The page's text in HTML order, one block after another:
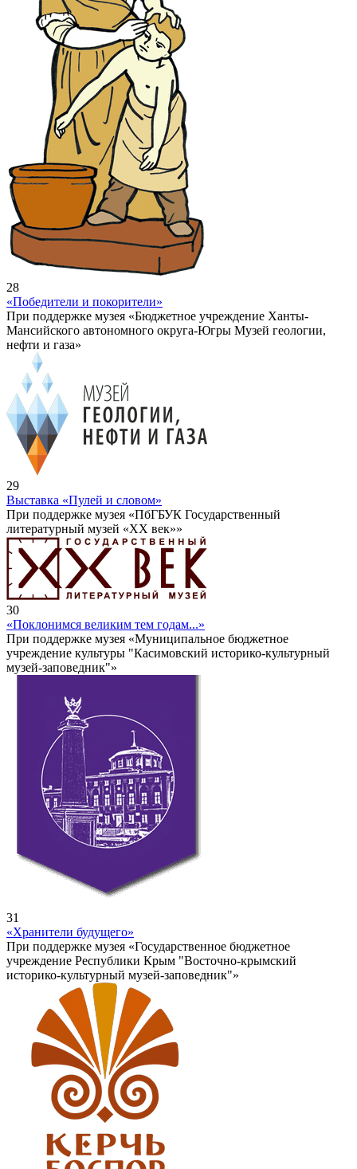
28
«Победители и покорители»
При поддержке музея «Бюджетное учреждение Ханты-
Мансийского автономного округа-Югры Музей геологии,
нефти и газа»
29
Выставка «Пулей и словом»
При поддержке музея «ПбГБУК Государственный
литературный музей «ХХ век»»
30
«Поклонимся великим тем годам...»
При поддержке музея «Муниципальное бюджетное
учреждение культуры "Касимовский историко-культурный
музей-заповедник"»
31
«Хранители будущего»
При поддержке музея «Государственное бюджетное
учреждение Республики Крым "Восточно-крымский
историко-культурный музей-заповедник"»